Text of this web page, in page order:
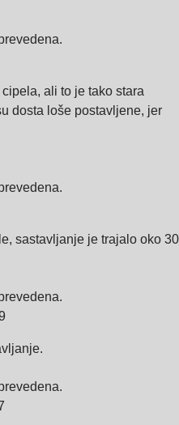
ali to je tako stara
dosta loše postavljene, jer
sastavljanje je trajalo oko 30